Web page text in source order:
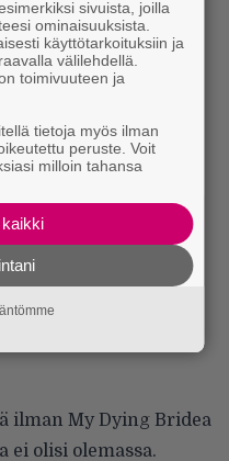
ilman My Dying Bridea
ei olisi olemassa.
sivuista, joilla
ominaisuuksista.
käyttötarkoituksiin ja
välilehdellä.
toimivuuteen ja
tietoja myös ilman
peruste. Voit
milloin tahansa